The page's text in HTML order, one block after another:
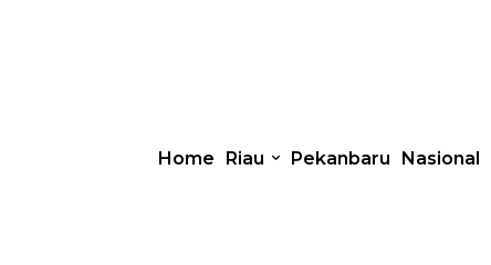
Home Riau Pekanbaru Nasional